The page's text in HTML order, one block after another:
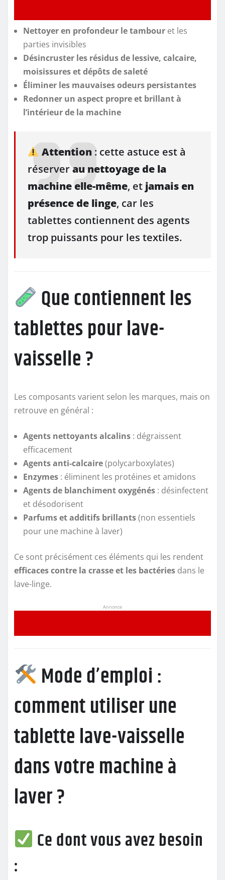
Nettoyer en profondeur le tambour et les
parties invisibles
Désincruster les résidus de lessive, calcaire,
moisissures et dépôts de saleté
Éliminer les mauvaises odeurs persistantes
Redonner un aspect propre et brillant à
l’intérieur de la machine
Attention: cette astuce est à
réserverau nettoyage de la
machine elle-même, et jamais en
présence de linge, car les
tablettes contiennent des agents
trop puissants pour les textiles.
Que contiennent les
tablettes pour lave-
vaisselle ?
Les composants varient selon les marques, mais on
retrouve en général :
Agents nettoyants alcalins : dégraissent
efficacement
Agents anti-calcaire(polycarboxylates)
Enzymes : éliminent les protéines et amidons
Agents de blanchiment oxygénés : désinfectent
et désodorisent
Parfums et additifs brillants(non essentiels
pour une machine à laver)
Ce sont précisément ces éléments qui les rendent
efficaces contre la crasse et les bactéries dans le
lave-linge.
Annonce
Mode d’emploi :
comment utiliser une
tablette lave-vaisselle
dans votre machine à
laver ?
Ce dont vous avez besoin
: